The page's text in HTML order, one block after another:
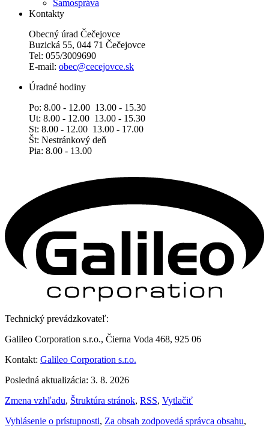
Samospráva
Kontakty
Obecný úrad Čečejovce
Buzická 55, 044 71 Čečejovce
Tel: 055/3009690
E-mail: obec@cecejovce.sk
Úradné hodiny
Po: 8.00 - 12.00 13.00 - 15.30
Ut: 8.00 - 12.00 13.00 - 15.30
St: 8.00 - 12.00 13.00 - 17.00
Št: Nestránkový deň
Pia: 8.00 - 13.00
Technický prevádzkovateľ:
Galileo Corporation s.r.o., Čierna Voda 468, 925 06
Kontakt: Galileo Corporation s.r.o.
Posledná aktualizácia: 3. 8. 2026
Zmena vzhľadu, Štruktúra stránok, RSS, Vytlačiť
Vyhlásenie o prístupnosti, Za obsah zodpovedá správca obsahu,